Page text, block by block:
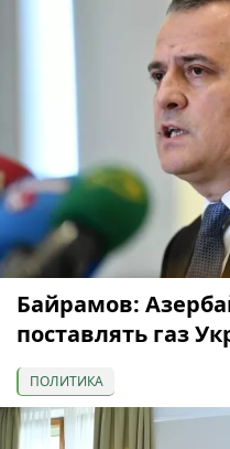
Байрамов:
поставлять газ
ПОЛИТИКА